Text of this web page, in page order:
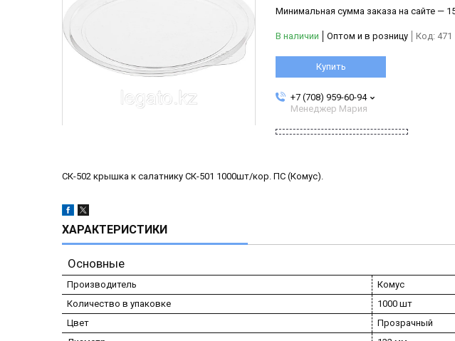
Минимальная сумма заказа на сайте —
В наличии Оптом и в розницу Код: 471
Купить
+7 (708) 959-60-94
Менеджер Мария
СК-502 крышка к салатнику СК-501 1000шт/кор. ПС (Комус).
ХАРАКТЕРИСТИКИ
Основные
Производитель
Комус
Количество в упаковке
1000 шт
Цвет
Прозрачный